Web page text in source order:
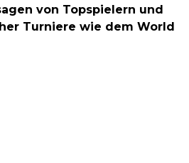
von Topspielern und
Turniere wie dem World